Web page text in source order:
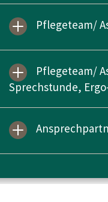
Pflegeteam/
Pflegeteam/
Sprechstunde,